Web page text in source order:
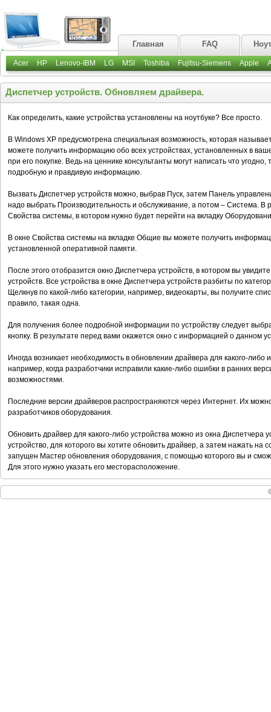
Главная FAQ
Acer HP Lenovo-IBM LG MSI Toshiba Fujitsu-Siemens Apple
Диспетчер устройств. Обновляем драйвера.
Как определить, какие устройства установлены на ноутбуке? Все просто.
В Windows XP предусмотрена специальная возможность, которая
можете получить информацию обо всех устройствах, установленных в
при его покупке. Ведь на ценнике консультанты могут написать что угодно,
подробную и правдивую информацию.
Вызвать Диспетчер устройств можно, выбрав Пуск, затем Панель
надо выбрать Производительность и обслуживание, а потом – Система. В
Свойства системы, в котором нужно будет перейти на вкладку
В окне Свойства системы на вкладке Общие вы можете получить
установленной оперативной памяти.
После этого отобразится окно Диспетчера устройств, в котором вы
устройств. Все устройства в окне Диспетчера устройств разбиты по
Щелкнув по какой-либо категории, например, видеокарты, вы получите
правило, такая одна.
Для получения более подробной информации по устройству следует
кнопку. В результате перед вами окажется окно с информацией о данном
Иногда возникает необходимость в обновлении драйвера для какого-либо
например, когда разработчики исправили какие-либо ошибки в ранних
возможностями.
Последние версии драйверов распространяются через Интернет. Их
разработчиков оборудования.
Обновить драйвер для какого-либо устройства можно из окна Диспетчера
устройство, для которого вы хотите обновить драйвер, а затем нажать на
запущен Мастер обновления оборудования, с помощью которого вы и
Для этого нужно указать его месторасположение.